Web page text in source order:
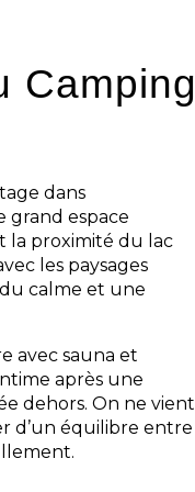
Camping
dans
grand espace
la proximité du lac
les paysages
calme et une
avec sauna et
après une
dehors. On ne vient
d’un équilibre entre